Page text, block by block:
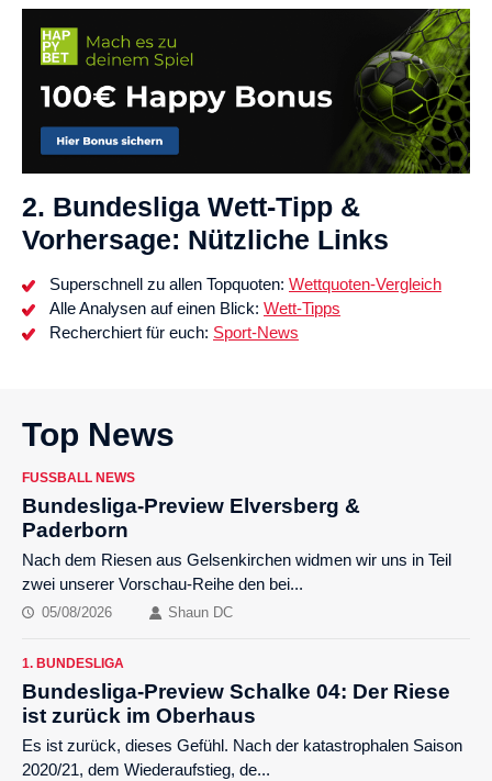
2. Bundesliga Wett-Tipp &
Vorhersage: Nützliche Links
Superschnell zu allen Topquoten: Wettquoten-Vergleich
Alle Analysen auf einen Blick: Wett-Tipps
Recherchiert für euch: Sport-News
Top News
FUSSBALL NEWS
Bundesliga-Preview Elversberg &
Paderborn
Nach dem Riesen aus Gelsenkirchen widmen wir uns in Teil
zwei unserer Vorschau-Reihe den bei...
05/08/2026 Shaun DC
1. BUNDESLIGA
Bundesliga-Preview Schalke 04: Der Riese
ist zurück im Oberhaus
Es ist zurück, dieses Gefühl. Nach der katastrophalen Saison
2020/21, dem Wiederaufstieg, de...